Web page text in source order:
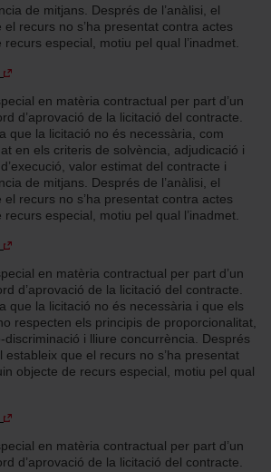
de mitjans. Després de l’anàlisi, el
recurs no s’ha presentat contra actes
especial, motiu pel qual l’inadmet.
en matèria contractual per part d’un
d’aprovació de la licitació del contracte.
que la licitació no és necessària, com
en els criteris de solvència, adjudicació i
valor estimat del contracte i
de mitjans. Després de l’anàlisi, el
recurs no s’ha presentat contra actes
especial, motiu pel qual l’inadmet.
en matèria contractual per part d’un
d’aprovació de la licitació del contracte.
que la licitació no és necessària i que els
respecten els principis de proporcionalitat,
discriminació i lliure concurrència. Després
estableix que el recurs no s’ha presentat
objecte de recurs especial, motiu pel qual
en matèria contractual per part d’un
d’aprovació de la licitació del contracte.